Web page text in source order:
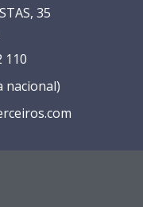
35
110
nacional)